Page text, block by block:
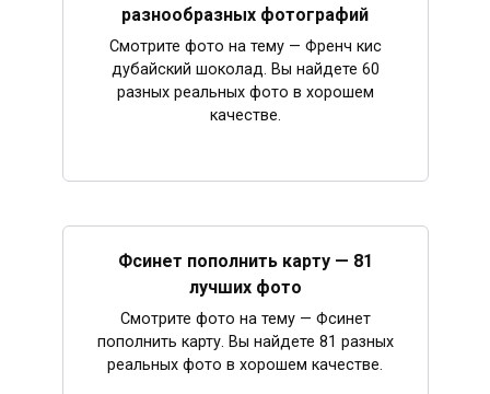
разнообразных фотографий
Смотрите фото на тему — Френч кис
дубайский шоколад. Вы найдете 60
разных реальных фото в хорошем
качестве.
Фсинет пополнить карту — 81
лучших фото
Смотрите фото на тему — Фсинет
пополнить карту. Вы найдете 81 разных
реальных фото в хорошем качестве.